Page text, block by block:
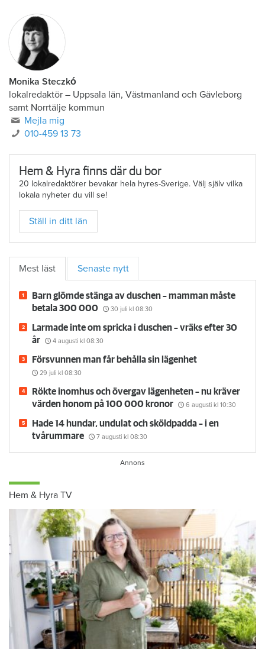
Monika Steczkó
lokalredaktör – Uppsala län, Västmanland och Gävleborg
samt Norrtälje kommun
Mejla mig
010-459 13 73
Hem & Hyra finns där du bor
20 lokalredaktörer bevakar hela hyres-Sverige. Välj själv vilka
lokala nyheter du vill se!
Ställ in ditt län
Mest läst Senaste nytt
Barn glömde stänga av duschen – mamman måste
betala 300 000
30 juli kl 08:30
Larmade inte om spricka i duschen – vräks efter 30
år
4 augusti kl 08:30
Försvunnen man får behålla sin lägenhet
29 juli kl 08:30
Rökte inomhus och övergav lägenheten – nu kräver
värden honom på 100 000 kronor
6 augusti kl 10:30
Hade 14 hundar, undulat och sköldpadda – i en
tvårummare
7 augusti kl 08:30
Hem & Hyra TV